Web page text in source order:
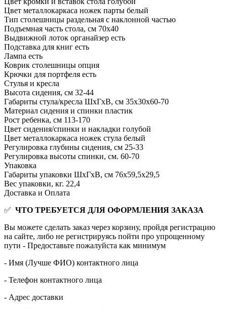
Цвет металлокаркаса ножек парты белый
Тип столешницы раздельная с наклонной частью
Подъемная часть стола, см 70х40
Выдвижной лоток органайзер есть
Подставка для книг есть
Лампа есть
Коврик столешницы опция
Крючки для портфеля есть
Стулья и кресла
Высота сидения, см 32-44
Габариты стула/кресла ШхГхВ, см 35х30х60-70
Материал сидения и спинки пластик
Рост ребенка, см 113-170
Цвет сидения/спинки и накладки голубой
Цвет металлокаркаса ножек стула белый
Регулировка глубины сидения, см 25-33
Регулировка высоты спинки, см. 60-70
Упаковка
Габариты упаковки ШхГхВ, см 76x59,5x29,5
Вес упаковки, кг. 22,4
Доставка и Оплата
✅ ЧТО ТРЕБУЕТСЯ ДЛЯ ОФОРМЛЕНИЯ ЗАКАЗА
Вы можете сделать заказ через корзину, пройдя регистрацию
на сайте, либо не регистрируясь пойти про упрощенному
пути - Предоставьте пожалуйста как минимум
- Имя (Лучше ФИО) контактного лица
- Телефон контактного лица
- Адрес доставки